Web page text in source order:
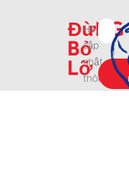
Đừng
bỏ
lỡ
Hãy
cập
nhật
thông